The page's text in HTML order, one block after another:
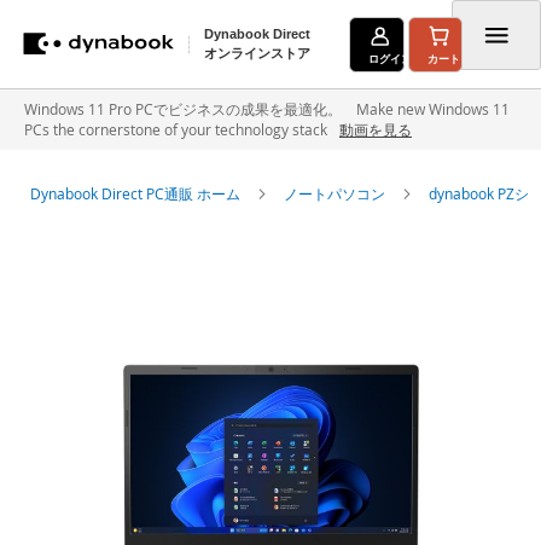
Dynabook Direct
オンラインストア
ログイン カート
Windows 11 Pro PCでビジネスの成果を最適化。 Make new Windows 11
PCs the cornerstone of your technology stack
動画を見る
Dynabook Direct PC通販 ホーム ノートパソコン dynabook PZシ